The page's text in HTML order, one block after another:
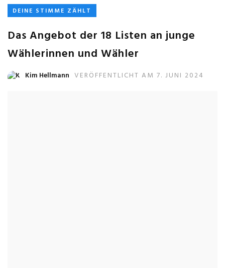
DEINE STIMME ZÄHLT
Das Angebot der 18 Listen an junge
Wählerinnen und Wähler
Kim Hellmann VERÖFFENTLICHT AM 7. JUNI 2024